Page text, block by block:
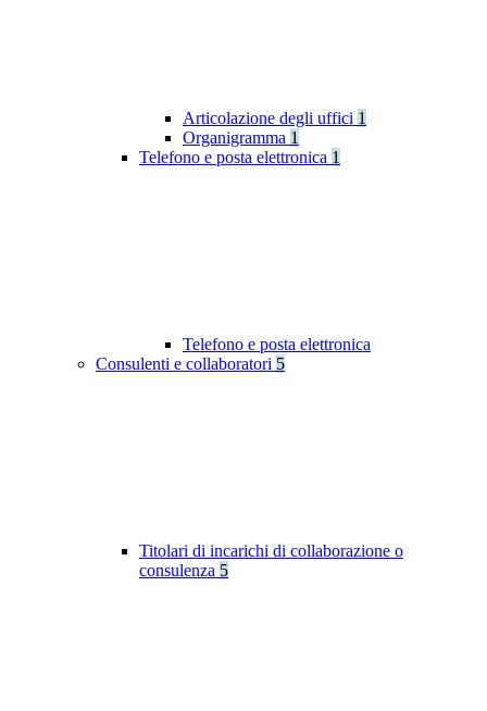
Articolazione degli uffici 1
Organigramma 1
Telefono e posta elettronica 1
Telefono e posta elettronica
Consulenti e collaboratori 5
Titolari di incarichi di collaborazione o
consulenza 5